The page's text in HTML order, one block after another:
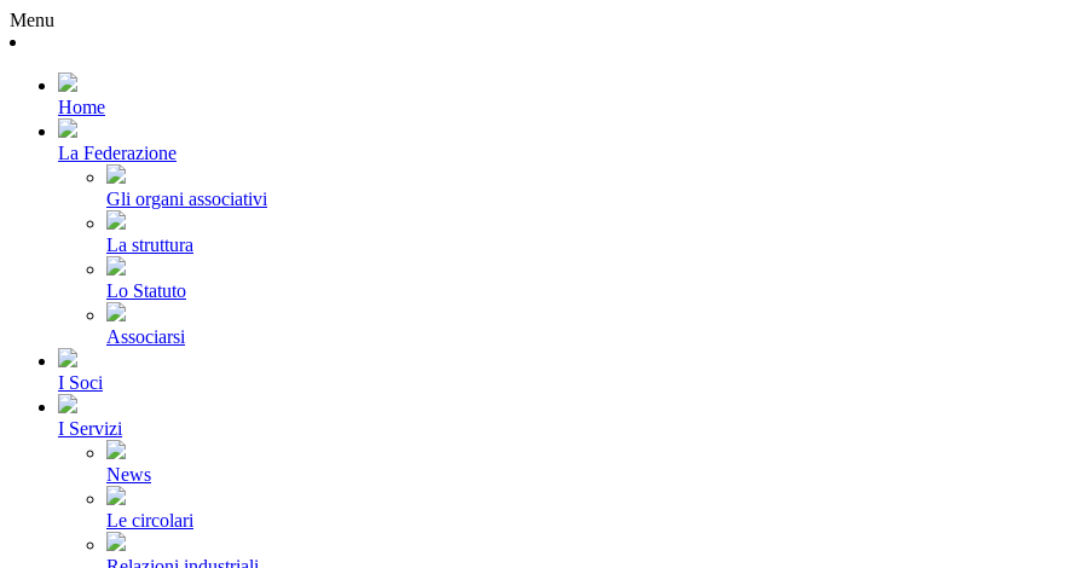
Menu
Home
La Federazione
Gli organi associativi
La struttura
Lo Statuto
Associarsi
I Soci
I Servizi
News
Le circolari